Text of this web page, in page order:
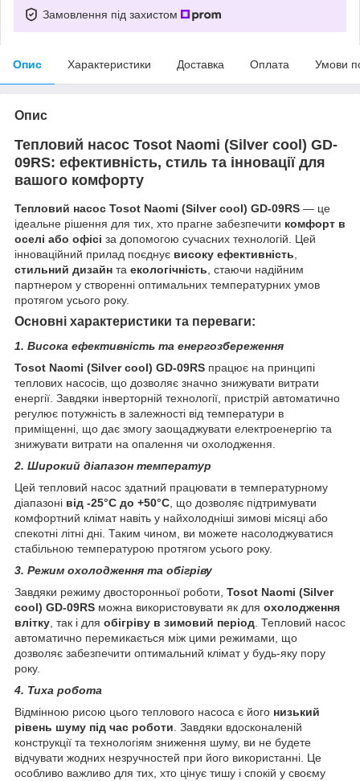
Замовлення під захистом
Опис Характеристики Доставка Оплата Умови
Опис
Тепловий насос Tosot Naomi (Silver cool) GD-
09RS: ефективність, стиль та інновації для
вашого комфорту
Тепловий насос Tosot Naomi (Silver cool) GD-09RS — це
ідеальне рішення для тих, хто прагне забезпечити комфорт в
оселі або офісі за допомогою сучасних технологій. Цей
інноваційний прилад поєднує високу ефективність,
стильний дизайн та екологічність, стаючи надійним
партнером у створенні оптимальних температурних умов
протягом усього року.
Основні характеристики та переваги:
1. Висока ефективність та енергозбереження
Tosot Naomi (Silver cool) GD-09RS працює на принципі
теплових насосів, що дозволяє значно знижувати витрати
енергії. Завдяки інверторній технології, пристрій автоматично
регулює потужність в залежності від температури в
приміщенні, що дає змогу заощаджувати електроенергію та
знижувати витрати на опалення чи охолодження.
2. Широкий діапазон температур
Цей тепловий насос здатний працювати в температурному
діапазоні від -25°C до +50°C, що дозволяє підтримувати
комфортний клімат навіть у найхолодніші зимові місяці або
спекотні літні дні. Таким чином, ви можете насолоджуватися
стабільною температурою протягом усього року.
3. Режим охолодження та обігріву
Завдяки режиму двосторонньої роботи, Tosot Naomi (Silver
cool) GD-09RS можна використовувати як для охолодження
влітку, так і для обігріву в зимовий період. Тепловий насос
автоматично перемикається між цими режимами, що
дозволяє забезпечити оптимальний клімат у будь-яку пору
року.
4. Тиха робота
Відмінною рисою цього теплового насоса є його низький
рівень шуму під час роботи. Завдяки вдосконаленій
конструкції та технологіям зниження шуму, ви не будете
відчувати жодних незручностей при його використанні. Це
особливо важливо для тих, хто цінує тишу і спокій у своєму